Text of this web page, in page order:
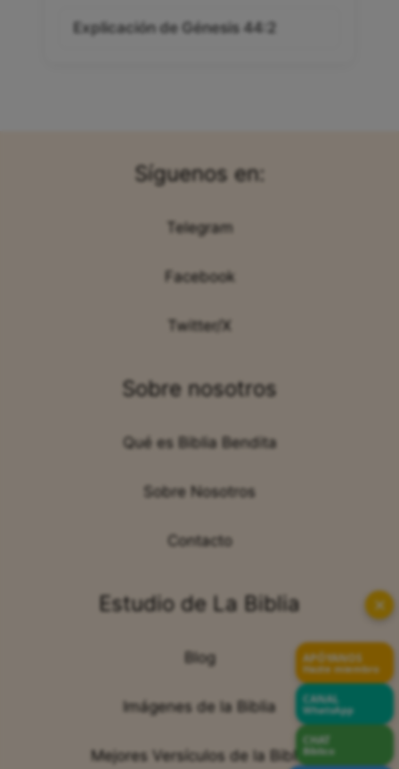
Explicación de Génesis 44:2
Síguenos en:
Telegram
Facebook
Twitter/X
Sobre nosotros
Qué es Biblia Bendita
Sobre Nosotros
Contacto
Estudio de La Biblia
Blog
Imágenes de la Biblia
Mejores Versículos de la Biblia
✕
APÓYANOS
Hazte miembro
CANAL
WhatsApp
CHAT
Bíblico